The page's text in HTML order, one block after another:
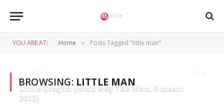
YOU ARE AT: Home » Posts Tagged "little man"
BROWSING: LITTLE MAN
Little Dragon (Melkweg The Max, 5 maart
2012)